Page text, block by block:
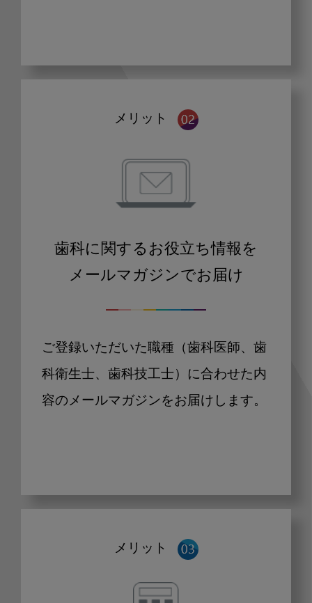
メリット
歯科に関するお役立ち情報を
メールマガジンでお届け
ご登録いただいた職種（歯科医師、歯
科衛生士、歯科技工士）に合わせた内
容のメールマガジンをお届けします。
メリット